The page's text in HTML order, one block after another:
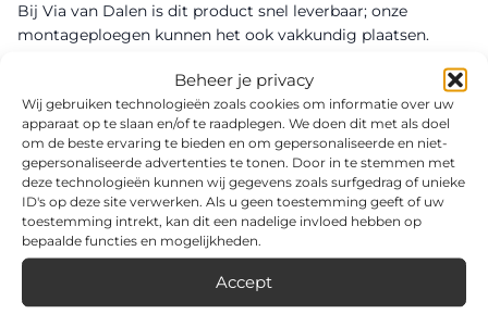
Beheer je privacy
Wij gebruiken technologieën zoals cookies om informatie over uw
apparaat op te slaan en/of te raadplegen. We doen dit met als doel
om de beste ervaring te bieden en om gepersonaliseerde en niet-
gepersonaliseerde advertenties te tonen. Door in te stemmen met
deze technologieën kunnen wij gegevens zoals surfgedrag of unieke
ID's op deze site verwerken. Als u geen toestemming geeft of uw
toestemming intrekt, kan dit een nadelige invloed hebben op
bepaalde functies en mogelijkheden.
Accept
Bij Via van Dalen is dit product snel leverbaar; onze
montageploegen kunnen het ook vakkundig plaatsen.